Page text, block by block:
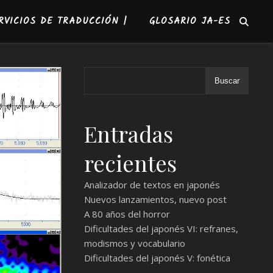
DE TRADUCCIÓN | GLOSARIO JA-ES
Buscar
Entradas
recientes
Analizador de textos en japonés
Nuevos lanzamientos, nuevo post
A 80 años del horror
Dificultades del japonés VI: refranes,
modismos y vocabulario
Dificultades del japonés V: fonética